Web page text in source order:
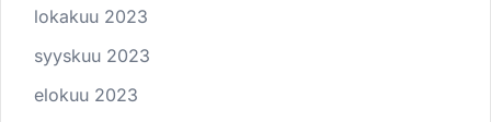
lokakuu 2023
syyskuu 2023
elokuu 2023